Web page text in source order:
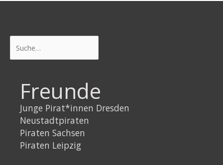
Freunde
Junge Pirat*innen Dresden
Neustadtpiraten
Piraten Sachsen
Piraten Leipzig